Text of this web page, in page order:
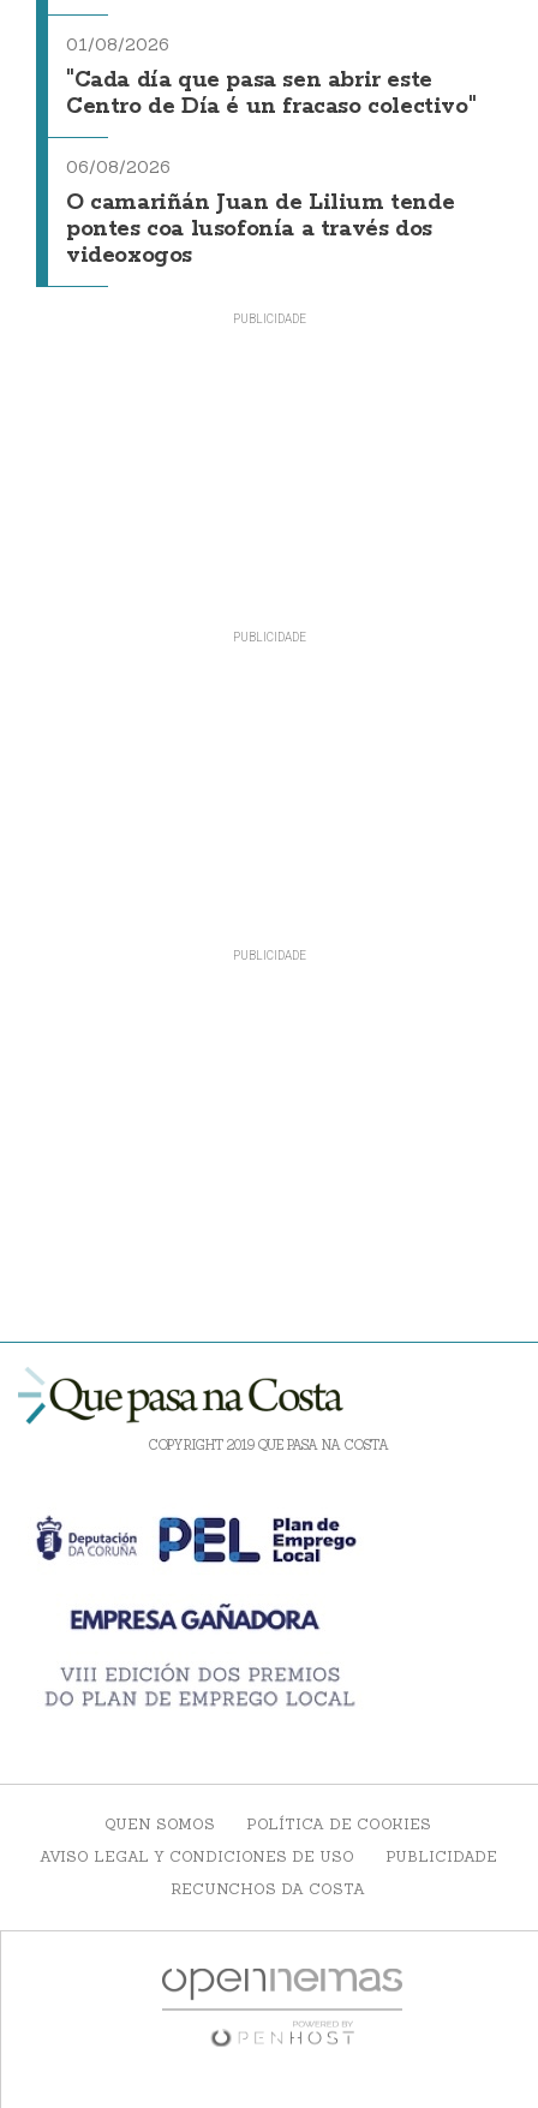
01/08/2026
"Cada día que pasa sen abrir este
Centro de Día é un fracaso colectivo"
06/08/2026
O camariñán Juan de Lilium tende
pontes coa lusofonía a través dos
videoxogos
COPYRIGHT 2019 QUE PASA NA COSTA
QUEN SOMOS
POLÍTICA DE COOKIES
AVISO LEGAL Y CONDICIONES DE USO
PUBLICIDADE
RECUNCHOS DA COSTA